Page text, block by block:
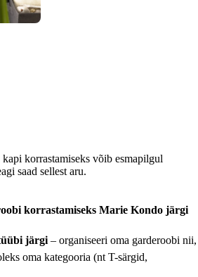
korrastamiseks võib esmapilgul
saad sellest aru.
korrastamiseks Marie Kondo järgi
järgi – organiseeri oma garderoobi nii,
oma kategooria (nt T-särgid,